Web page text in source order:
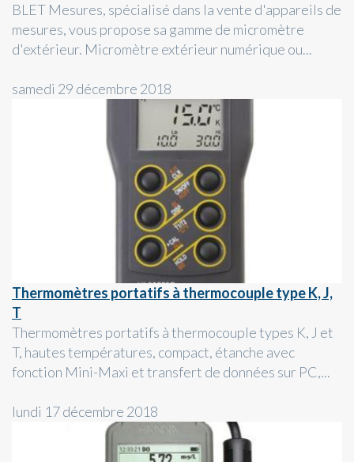
BLET Mesures, spécialisé dans la vente d'appareils de
mesures, vous propose sa gamme de micromètre
d'extérieur. Micromètre extérieur numérique ou...
samedi 29 décembre 2018
Thermomètres portatifs à thermocouple type K, J,
T
Thermomètres portatifs à thermocouple types K, J et
T, hautes températures, compact, étanche avec
fonction Mini-Maxi et transfert de données sur PC,...
lundi 17 décembre 2018